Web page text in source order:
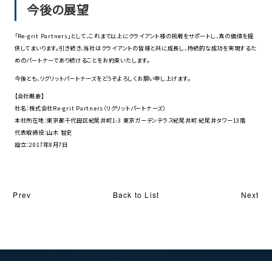
今後の展望
「Re-grit Partners」として、これまで以上にクライアント様の挑戦をサポートし、真の価値を提
供してまいります。引き続き、当社はクライアントの皆様と共に成長し、持続的な成功を実現するた
めのパートナーであり続けることをお約束いたします。
今後とも、リグリットパートナーズをどうぞよろしくお願い申し上げます。
【会社概要】
社名：株式会社Re-grit Partners（リグリットパートナーズ）
本社所在地：東京都千代田区紀尾井町1-3 東京ガーデンテラス紀尾井町 紀尾井タワー13階
代表取締役：山木 智史
設立：2017年8月7日
Prev Back to List Next